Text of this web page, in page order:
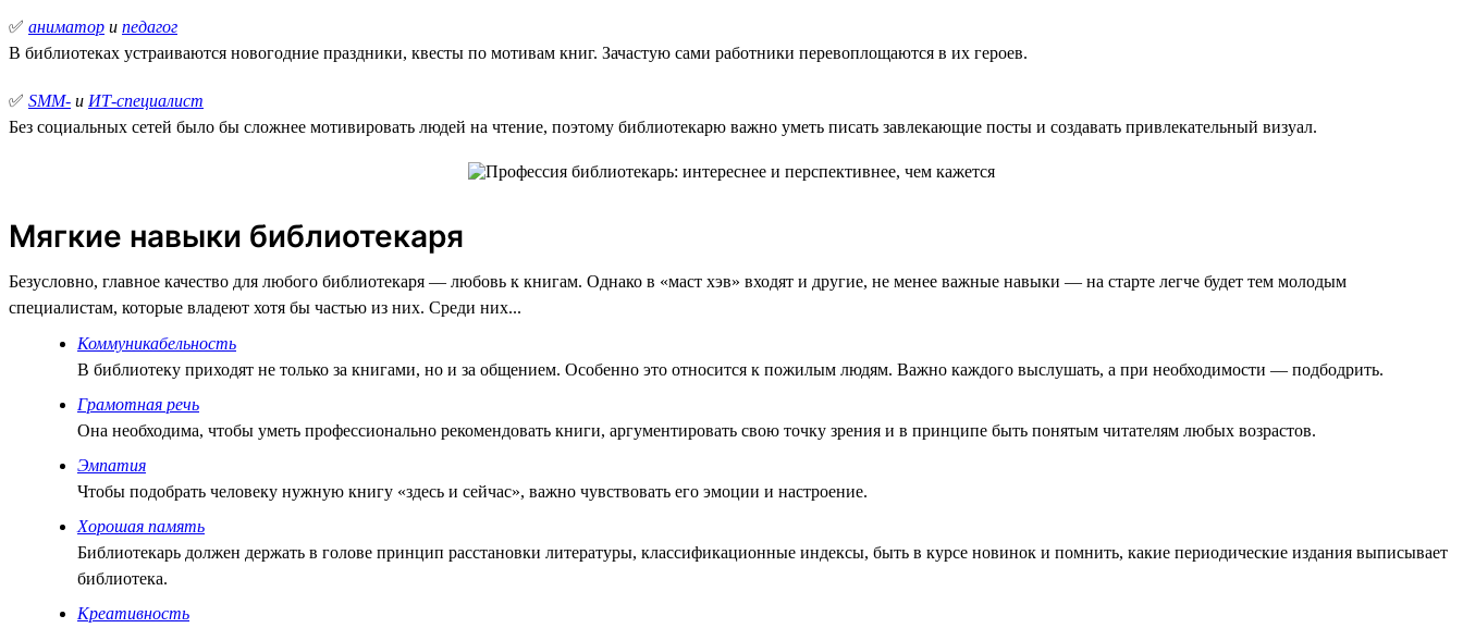
✅ аниматор и педагог
В библиотеках устраиваются новогодние праздники, квесты по мотивам книг. Зачастую сами работники перевоплощаются в их героев.
✅ SMM- и ИТ-специалист
Без социальных сетей было бы сложнее мотивировать людей на чтение, поэтому библиотекарю важно уметь писать завлекающие посты и создавать привлекательный визуал.
Мягкие навыки библиотекаря
Безусловно, главное качество для любого библиотекаря — любовь к книгам. Однако в «маст хэв» входят и другие, не менее важные навыки — на старте легче будет тем молодым
специалистам, которые владеют хотя бы частью из них. Среди них...
Коммуникабельность
В библиотеку приходят не только за книгами, но и за общением. Особенно это относится к пожилым людям. Важно каждого выслушать, а при необходимости — подбодрить.
Грамотная речь
Она необходима, чтобы уметь профессионально рекомендовать книги, аргументировать свою точку зрения и в принципе быть понятым читателям любых возрастов.
Эмпатия
Чтобы подобрать человеку нужную книгу «здесь и сейчас», важно чувствовать его эмоции и настроение.
Хорошая память
Библиотекарь должен держать в голове принцип расстановки литературы, классификационные индексы, быть в курсе новинок и помнить, какие периодические издания выписывает
библиотека.
Креативность